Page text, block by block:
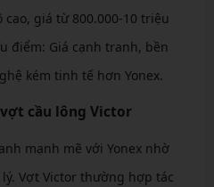
giá từ 800.000-10 triệu
điểm: Giá cạnh tranh, bền
kém tinh tế hơn Yonex.
cầu lông Victor
mạnh mẽ với Yonex nhờ
Vợt Victor thường hợp tác